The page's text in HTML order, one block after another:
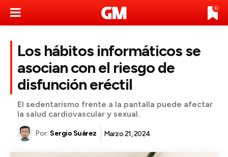
0
Los hábitos informáticos se
asocian con el riesgo de
disfunción eréctil
El sedentarismo frente a la pantalla puede afectar
la salud cardiovascular y sexual.
Por: Sergio Suárez Marzo 21, 2024